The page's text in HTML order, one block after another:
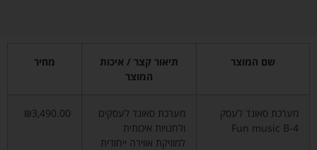
שם המוצר
תיאור קצר / איכות
המוצר
מחיר
מערכת סאונד לעסק
Fun music B-4
מערכת סאונד לעסקים
ולחנויות איכותית
למוזיקת אווירה ייחודית
₪3,490.00